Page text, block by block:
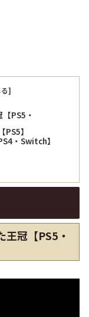
PS5・
】
・Switch】
王冠【PS5・